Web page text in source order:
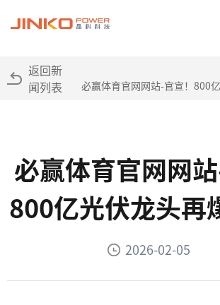
返回新
闻列表
必赢体育官网网站-官宣！800
必赢体育官网网站
800亿光伏龙头再
2026-02-05